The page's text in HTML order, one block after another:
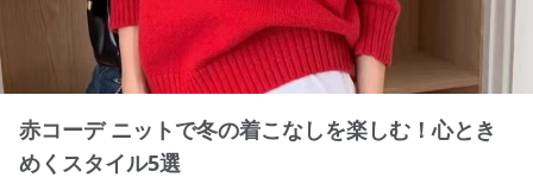
赤コーデ ニットで冬の着こなしを楽しむ！心とき
めくスタイル5選